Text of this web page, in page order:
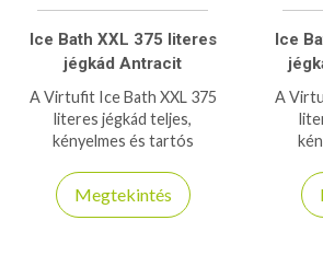
Ice Bath XXL 375 literes
jégkád Antracit
A Virtufit Ice Bath XXL 375
literes jégkád teljes,
kényelmes és tartós
Megtekintés
Ice
A